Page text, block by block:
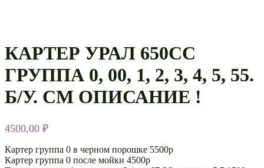
КАРТЕР УРАЛ 650СС
ГРУППА 0, 00, 1, 2, 3, 4, 5, 55.
Б/У. СМ ОПИСАНИЕ !
4500,00 ₽
Картер группа 0 в черном порошке 5500р
Картер группа 0 после мойки 4500р